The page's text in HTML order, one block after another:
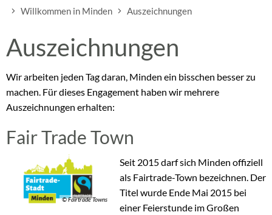
Willkommen in Minden
Auszeichnungen
Auszeichnungen
Auszeichnungen
Wir arbeiten jeden Tag daran, Minden ein bisschen besser zu
machen. Für dieses Engagement haben wir mehrere
Auszeichnungen erhalten:
Fair Trade Town
© Fairtrade Towns
Seit 2015 darf sich Minden offiziell
als Fairtrade-Town bezeichnen. Der
Titel wurde Ende Mai 2015 bei
einer Feierstunde im Großen